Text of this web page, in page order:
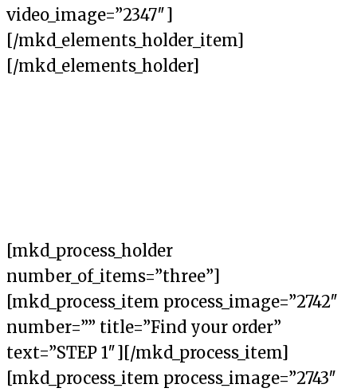
video_image=”2347″]
[/mkd_elements_holder_item]
[/mkd_elements_holder]
[mkd_process_holder
number_of_items=”three”]
[mkd_process_item process_image=”2742″
number=”” title=”Find your order”
text=”STEP 1″][/mkd_process_item]
[mkd_process_item process_image=”2743″